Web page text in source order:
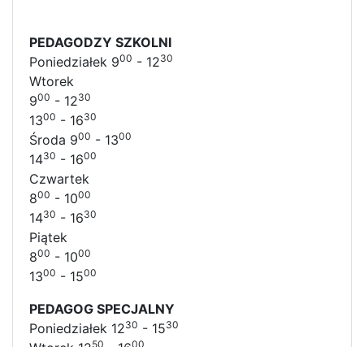
PEDAGODZY SZKOLNI
Poniedziałek 900 - 1230
Wtorek
900 - 1230
1300 - 1630
Środa 900 - 1300
1430 - 1600
Czwartek
800 - 1000
1430 - 1630
Piątek
800 - 1000
1300 - 1500
PEDAGOG SPECJALNY
Poniedziałek 1230 - 1530
50 00